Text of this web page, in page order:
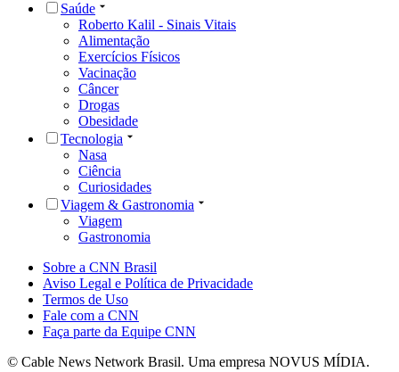
Saúde
Roberto Kalil - Sinais Vitais
Alimentação
Exercícios Físicos
Vacinação
Câncer
Drogas
Obesidade
Tecnologia
Nasa
Ciência
Curiosidades
Viagem & Gastronomia
Viagem
Gastronomia
Sobre a CNN Brasil
Aviso Legal e Política de Privacidade
Termos de Uso
Fale com a CNN
Faça parte da Equipe CNN
© Cable News Network Brasil. Uma empresa NOVUS MÍDIA.